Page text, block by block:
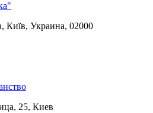
Київ, Украина, 02000
25, Киев